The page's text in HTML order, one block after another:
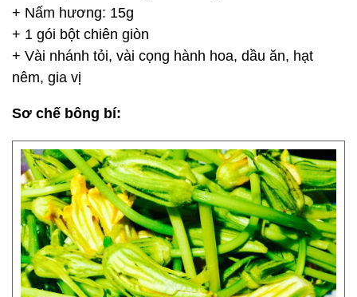
+ Nấm hương: 15g
+ 1 gói bột chiên giòn
+ Vài nhánh tỏi, vài cọng hành hoa, dầu ăn, hạt
nêm, gia vị
Sơ chế bông bí: